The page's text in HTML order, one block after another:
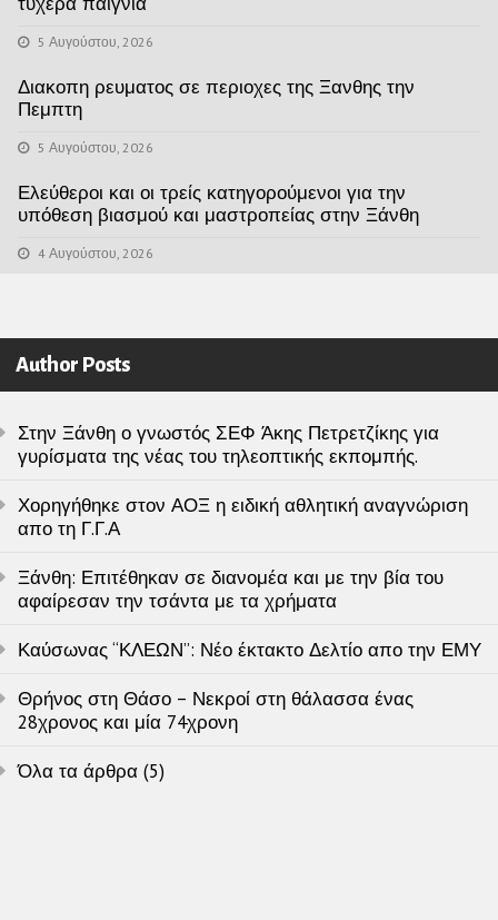
5 Αυγούστου, 2026
Διακοπη ρευματος σε περιοχες της Ξανθης την
Πεμπτη
5 Αυγούστου, 2026
Ελεύθεροι και οι τρείς κατηγορούμενοι για την
υπόθεση βιασμού και μαστροπείας στην Ξάνθη
4 Αυγούστου, 2026
Author Posts
Στην Ξάνθη ο γνωστός ΣΕΦ Άκης Πετρετζίκης για
γυρίσματα της νέας του τηλεοπτικής εκπομπής.
Χορηγήθηκε στον ΑΟΞ η ειδική αθλητική αναγνώριση
απο τη Γ.Γ.Α
Ξάνθη: Επιτέθηκαν σε διανομέα και με την βία του
αφαίρεσαν την τσάντα με τα χρήματα
Καύσωνας “ΚΛΕΩΝ”: Νέο έκτακτο Δελτίο απο την ΕΜΥ
Θρήνος στη Θάσο – Νεκροί στη θάλασσα ένας
28χρονος και μία 74χρονη
Όλα τα άρθρα (5)